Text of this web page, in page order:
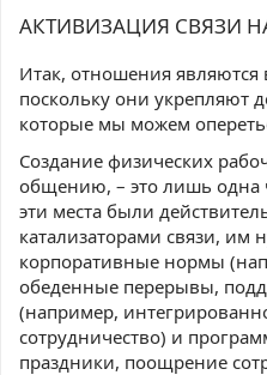
АКТИВИЗАЦИЯ СВЯЗИ
Итак, отношения
поскольку они укрепляют
которые мы можем
Создание физических
общению, – это лишь одна
эти места были
катализаторами связи,
корпоративные нормы
обеденные перерывы,
(например,
сотрудничество) и
праздники, поощрение